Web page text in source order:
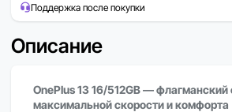
Поддержка после покупки
Описание
OnePlus 13 16/512GB —
максимальной скорости и комфорта